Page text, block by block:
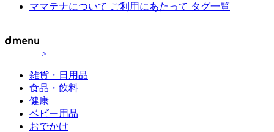
ママテナについて ご利用にあたって タグ一覧
>
雑貨・日用品
食品・飲料
健康
ベビー用品
おでかけ